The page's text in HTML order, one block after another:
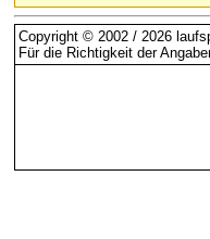
Copyright © 2002 / 2026
Für die Richtigkeit der